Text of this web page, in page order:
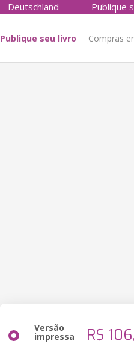
Deutschland - Publique
Publique seu livro Compras
Versão
impressa R$